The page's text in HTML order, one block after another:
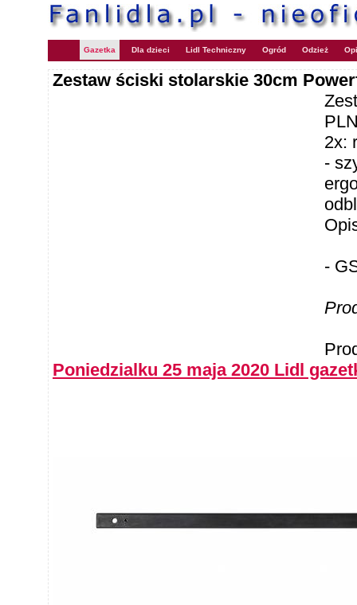
Gazetka Dla dzieci Lidl Techniczny Ogród Odzież
Zestaw ściski stolarskie 30cm
2x:
-
-
Poniedzialku 25 maja 2020 Lidl